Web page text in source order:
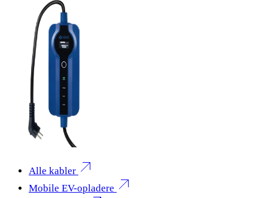
Alle kabler
Mobile EV-opladere